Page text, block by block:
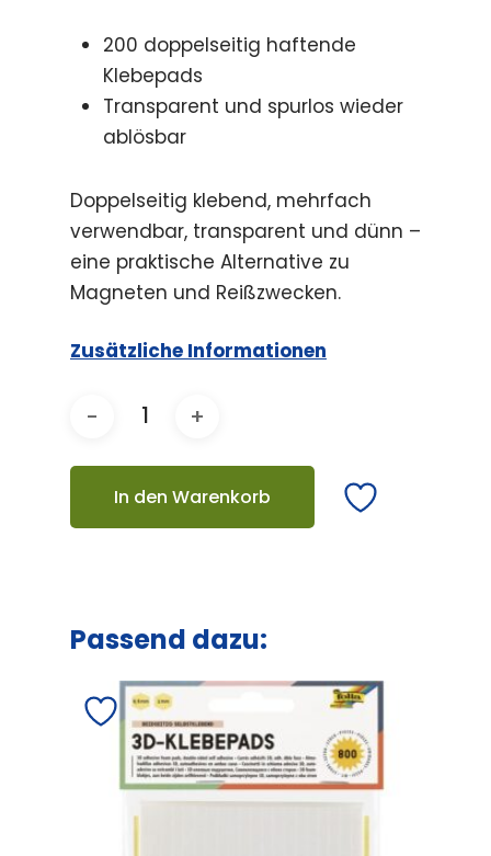
200 doppelseitig haftende
Klebepads
Transparent und spurlos wieder
ablösbar
Doppelseitig klebend, mehrfach
verwendbar, transparent und dünn –
eine praktische Alternative zu
Magneten und Reißzwecken.
Zusätzliche Informationen
In den Warenkorb
Passend dazu: